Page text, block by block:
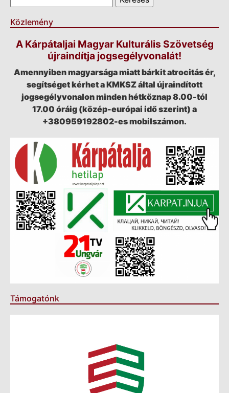
Közlemény
A Kárpátaljai Magyar Kulturális Szövetség
újraindítja jogsegélyvonalát!
Amennyiben magyarsága miatt bárkit atrocitás ér,
segítséget kérhet a KMKSZ által újraindított
jogsegélyvonalon minden hétköznap 8.00-tól
17.00 óráig (közép-európai idő szerint) a
+380959192802-es mobilszámon.
Támogatónk